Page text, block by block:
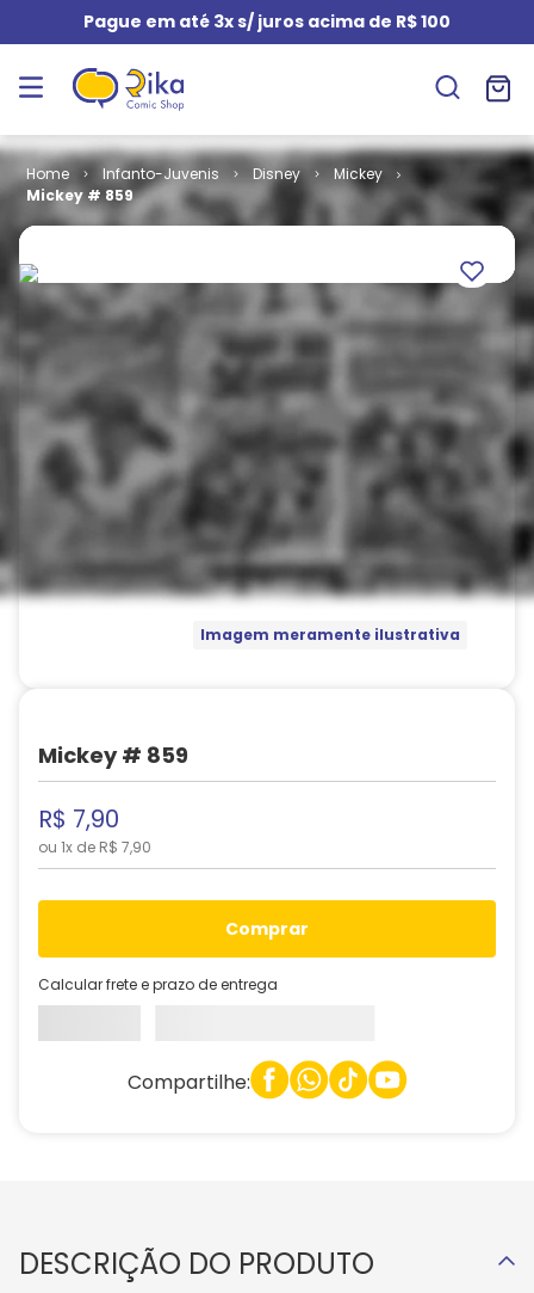
Pague em até 3x s/ juros acima de R$ 100
Infanto-Juvenis Disney
Mickey
Mickey # 859
Imagem meramente ilustrativa
Mickey # 859
R$ 7,90
ou 1x de R$ 7,90
comprar
Calcular frete e prazo de entrega
Compartilhe:
DESCRIÇÃO DO PRODUTO